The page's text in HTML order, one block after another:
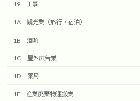
19 工事
1A 観光業（旅行・宿泊）
1B 酒類
1C 屋外広告業
1D 薬局
1E 産業廃棄物運搬業